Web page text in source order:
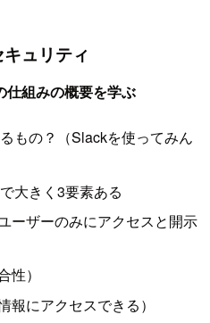
ュリティ
仕組みの概要を学ぶ
もの？（Slackを使ってみん
大きく3要素ある
ーザーのみにアクセスと開示
性）
報にアクセスできる）